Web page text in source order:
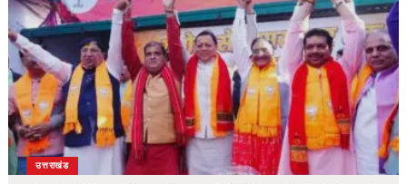
उत्तराखंड